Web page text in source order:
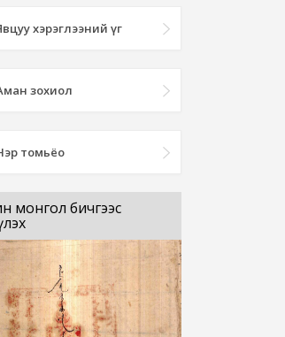
хэрэглээний үг
зохиол
томьёо
монгол бичгээс